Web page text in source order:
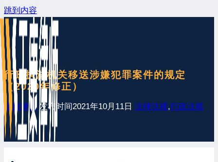
跳到内容
行政执法机关移送涉嫌犯罪案件的规定
（2020年修正）
王康律师 发布时间2021年10月11日 法律法规,行政法规